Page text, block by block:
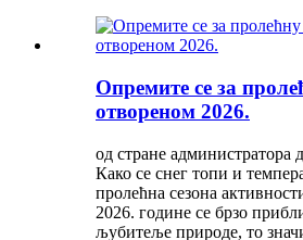
Опремите се за
отвореном 2026.
од стране администратора
Како се снег топи и
пролећна сезона
2026. године се брзо
љубитеље природе, то